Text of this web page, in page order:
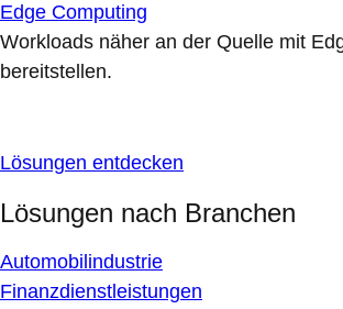
Edge Computing
Workloads näher an der Quelle mit
bereitstellen.
Lösungen entdecken
Lösungen nach Branchen
Automobilindustrie
Finanzdienstleistungen